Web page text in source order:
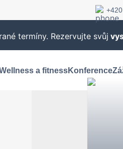
termíny. Rezervujte svůj
a fitnessKonference